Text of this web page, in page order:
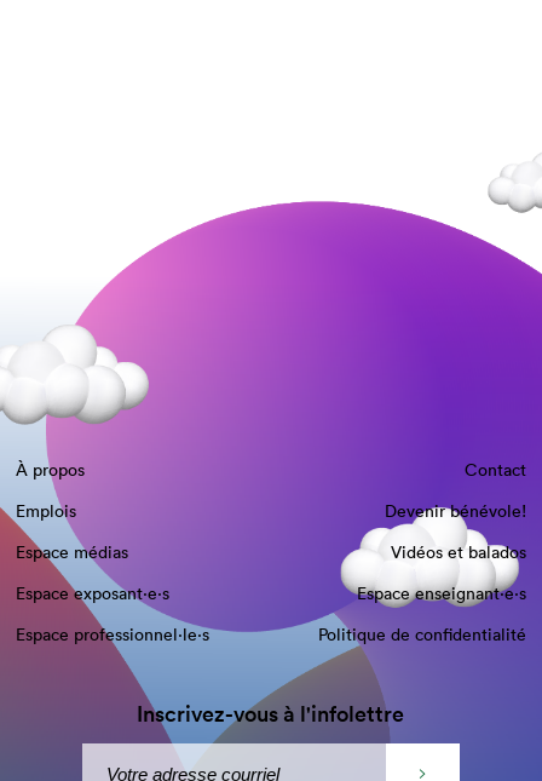
À propos
Contact
Emplois
Devenir bénévole!
Espace médias
Vidéos et balados
Espace exposant·e⋅s
Espace enseignant·e⋅s
Espace professionnel·le⋅s
Politique de confidentialité
Inscrivez-vous à l'infolettre